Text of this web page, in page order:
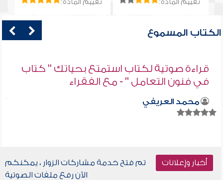
تقييم المادة: تقييم المادة:
الكتاب المسموع
قراءة صوتية لكتاب استمتع بحياتك " كتاب
في فنون التعامل " - مع الفقراء
محمد العريفي
أخبار وإعلانات
تم فتح خدمة مشاركات الزوار ، يمكنكم
الآن رفع ملفات الصوتية